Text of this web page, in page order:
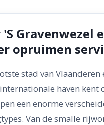
'S Gravenwezel
opruimen
stad van
haven kent
een enorme
Van de smalle